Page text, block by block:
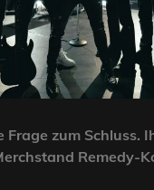
Frage zum Schluss.
Remedy-